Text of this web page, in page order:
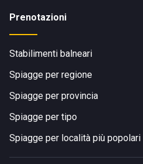
Prenotazioni
Stabilimenti balneari
Spiagge per regione
Spiagge per provincia
Spiagge per tipo
Spiagge per località più popolari